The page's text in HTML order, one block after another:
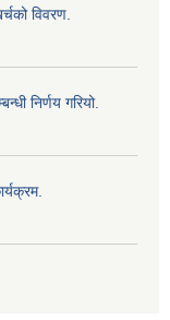
विवरण.
निर्णय गरियो.